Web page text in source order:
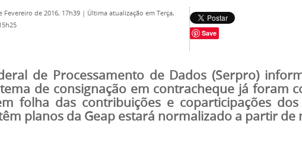
Fevereiro de 2016, 17h39 | Última atualização em Terça,
Save
de Processamento de Dados (Serpro)
de consignação em contracheque já foram
folha das contribuições e coparticipações
planos da Geap estará normalizado a partir de